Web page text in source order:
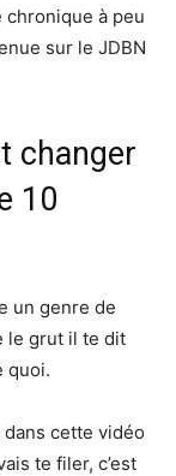
chronique à peu
sur le JDBN
changer
10
un genre de
le grut il te dit
quoi.
dans cette vidéo
te filer, c’est